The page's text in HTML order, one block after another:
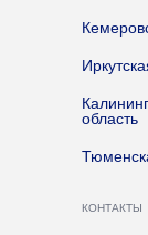
КОНТАКТЫ
область